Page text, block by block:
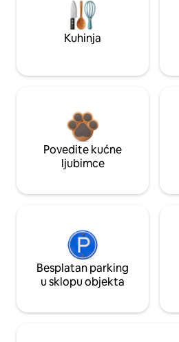
Kuhinja
Povedite kućne
ljubimce
Besplatan parking
u sklopu objekta